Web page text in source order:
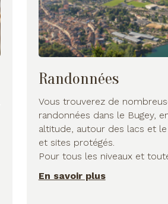
Randonnées
Vous trouverez de
randonnées dans le Bugey,
altitude, autour des lacs et
et sites protégés.
Pour tous les niveaux et
En savoir plus